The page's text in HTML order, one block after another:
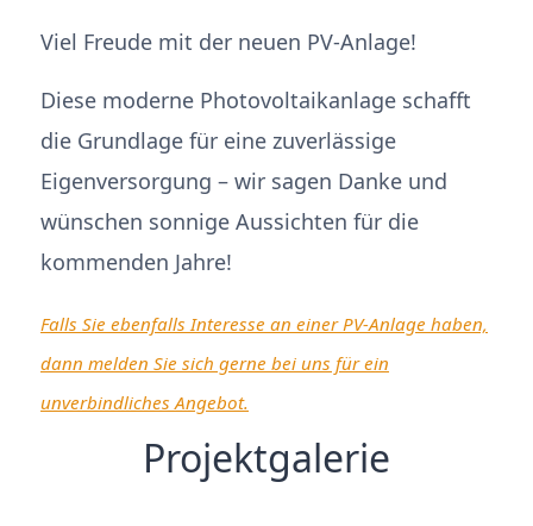
Viel Freude mit der neuen PV-Anlage!
Diese moderne Photovoltaikanlage schafft
die Grundlage für eine zuverlässige
Eigenversorgung – wir sagen Danke und
wünschen sonnige Aussichten für die
kommenden Jahre!
Falls Sie ebenfalls Interesse an einer PV-Anlage haben,
dann melden Sie sich gerne bei uns für ein
unverbindliches Angebot.
Projektgalerie